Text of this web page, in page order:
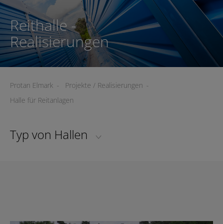
Reithalle -
Realisierungen
Protan Elmark - Projekte / Realisierungen -
Halle für Reitanlagen
Typ von Hallen